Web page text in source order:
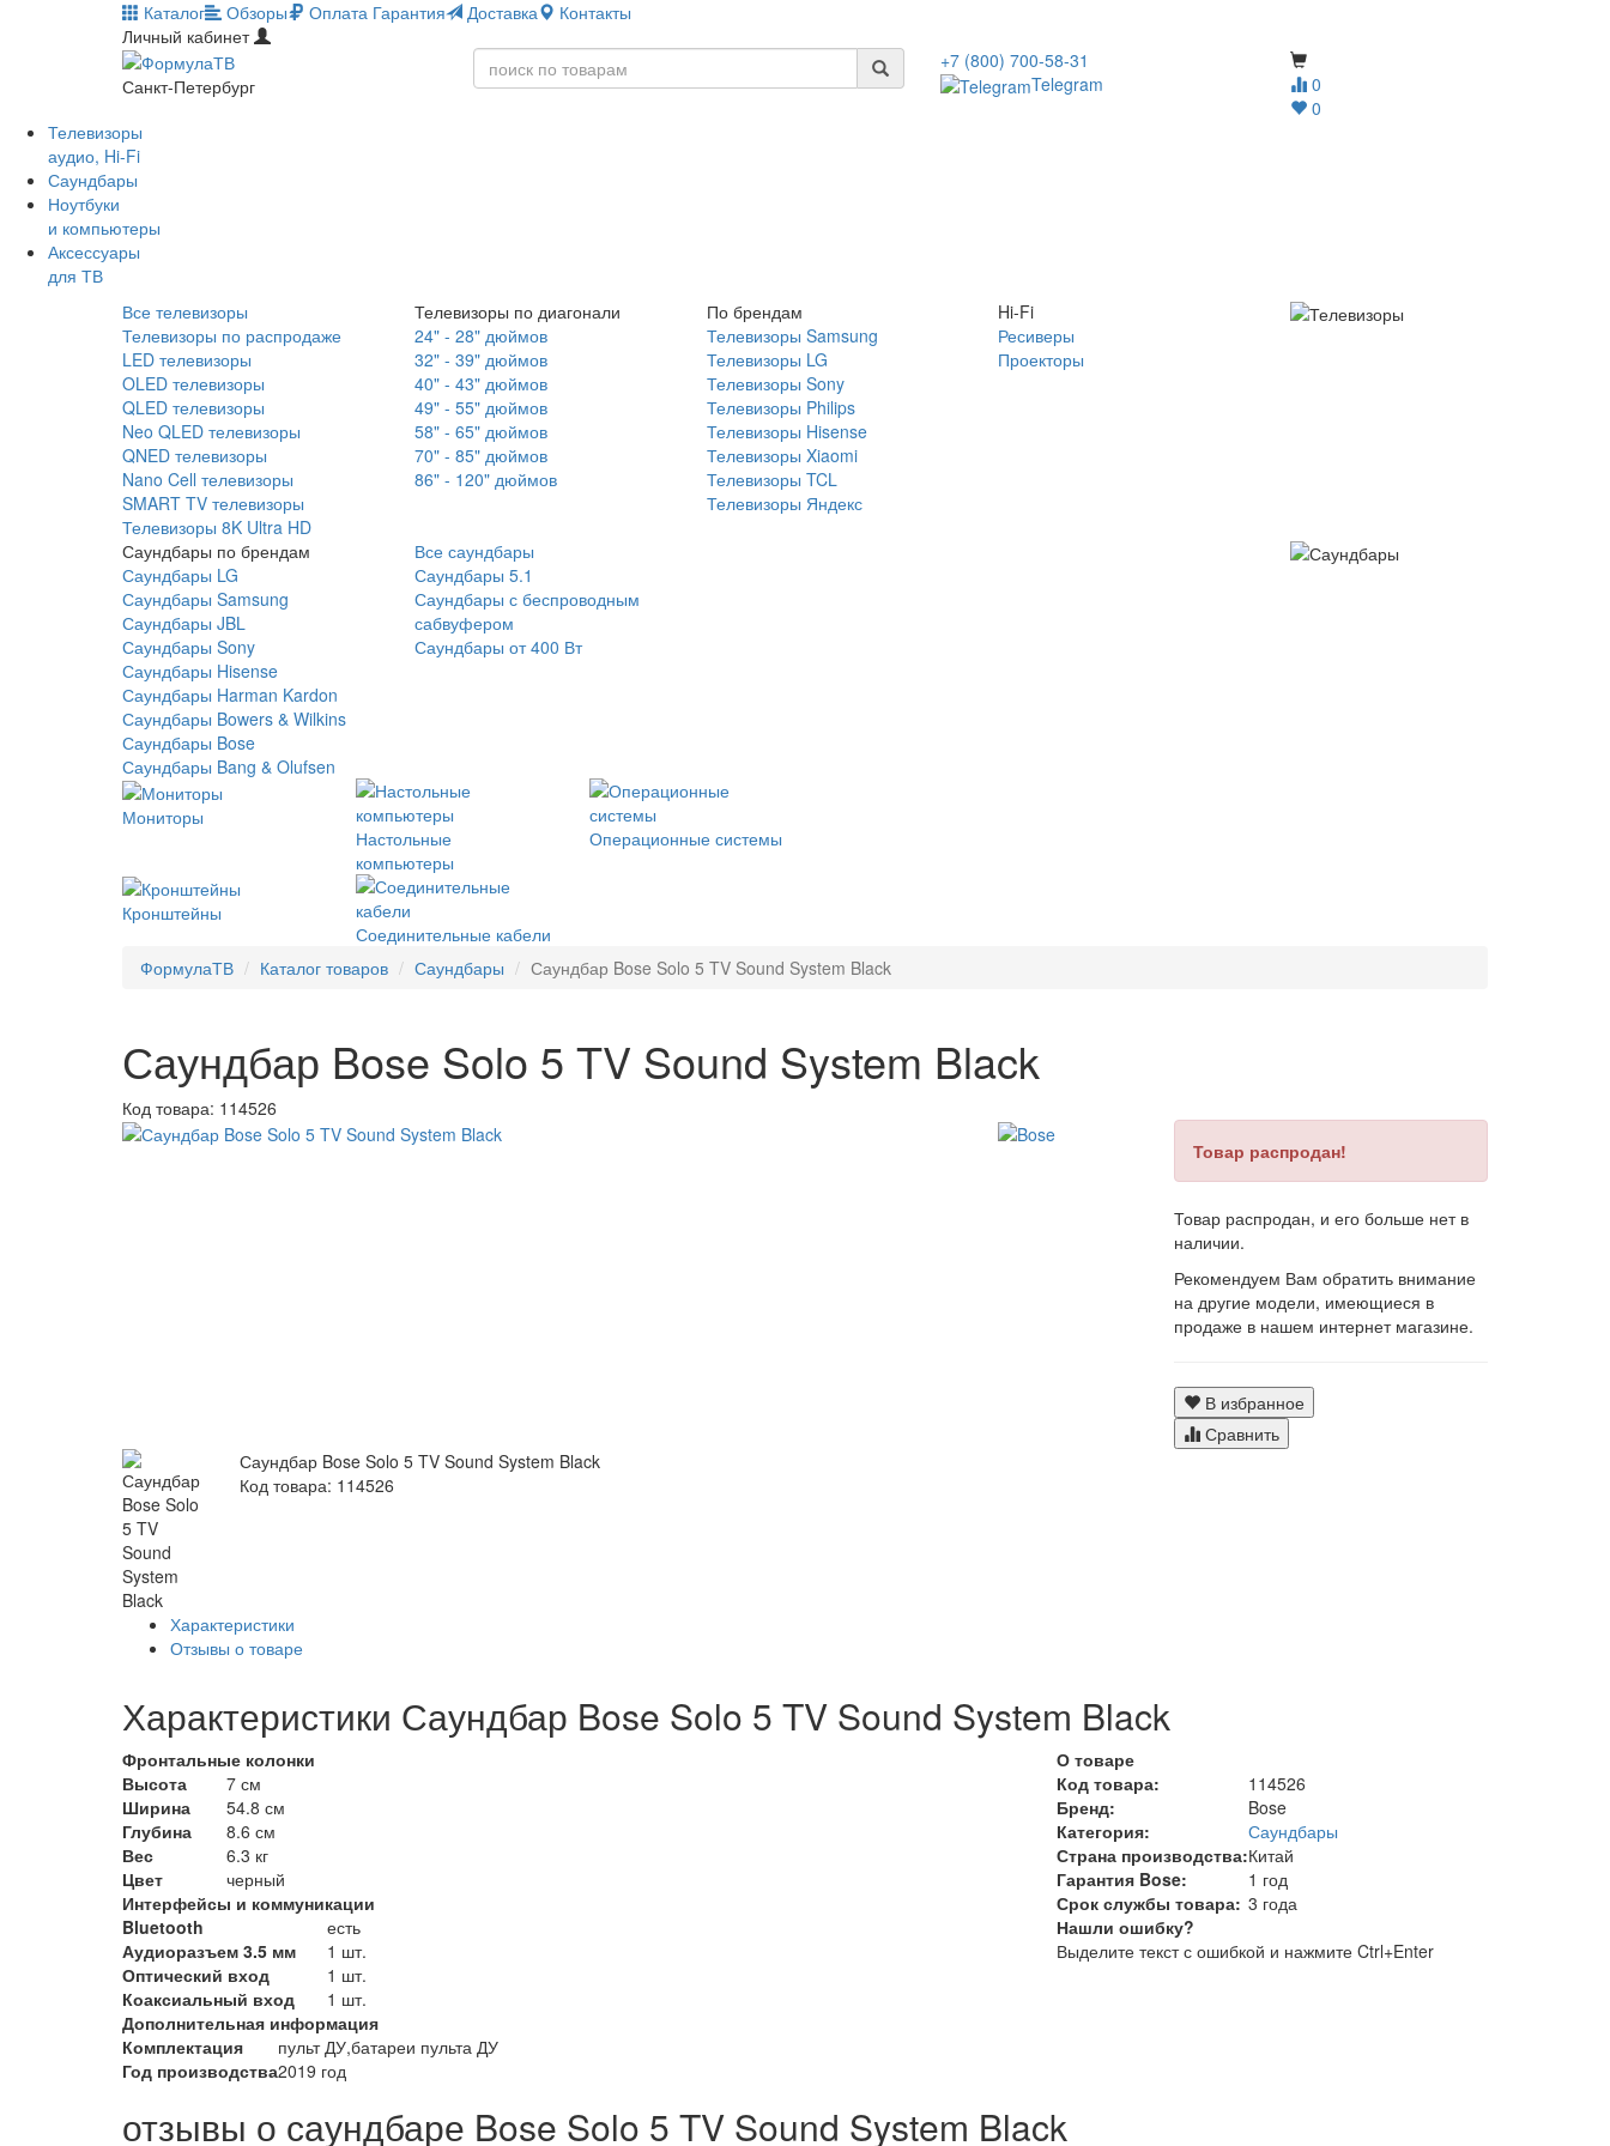
Каталог Обзоры Оплата Гарантия Доставка
Контакты
Личный кабинет
Санкт-Петербург
0
0
+7 (800) 700-58-31
Telegram
Телевизоры
аудио, Hi-Fi
Саундбары
Ноутбуки
и компьютеры
Аксессуары
для ТВ
Все телевизоры
Телевизоры по распродаже
LED телевизоры
OLED телевизоры
QLED телевизоры
Neo QLED телевизоры
QNED телевизоры
Nano Cell телевизоры
SMART TV телевизоры
Телевизоры 8K Ultra HD
Телевизоры по диагонали
24" - 28" дюймов
32" - 39" дюймов
40" - 43" дюймов
49" - 55" дюймов
58" - 65" дюймов
70" - 85" дюймов
86" - 120" дюймов
По брендам
Телевизоры Samsung
Телевизоры LG
Телевизоры Sony
Телевизоры Philips
Телевизоры Hisense
Телевизоры Xiaomi
Телевизоры TCL
Телевизоры Яндекс
Hi-Fi
Ресиверы
Проекторы
Саундбары по брендам
Саундбары LG
Саундбары Samsung
Саундбары JBL
Саундбары Sony
Саундбары Hisense
Саундбары Harman Kardon
Саундбары Bowers & Wilkins
Саундбары Bose
Саундбары Bang & Olufsen
Все саундбары
Саундбары 5.1
Саундбары с беспроводным
сабвуфером
Саундбары от 400 Вт
Мониторы
Настольные
компьютеры
Операционные системы
Кронштейны
Соединительные кабели
ФормулаТВ
Каталог товаров Саундбары Саундбар Bose Solo 5 TV Sound System Black
Саундбар Bose Solo 5 TV Sound System Black
Код товара: 114526
Товар распродан!
Товар распродан, и его больше нет в
наличии.
Рекомендуем Вам обратить внимание
на другие модели, имеющиеся в
продаже в нашем интернет магазине.
В избранное
Сравнить
Саундбар Bose Solo 5 TV Sound System Black
Код товара: 114526
Характеристики
Отзывы о товаре
Характеристики Саундбар Bose Solo 5 TV Sound System Black
О товаре
Код товара:
114526
Бренд:
Bose
Категория:
Саундбары
Страна производства:Китай
Гарантия Bose:
1 год
Срок службы товара: 3 года
Нашли ошибку?
Выделите текст с ошибкой и нажмите Ctrl+Enter
Фронтальные колонки
Высота
7 см
Ширина
54.8 см
Глубина
8.6 см
Вес
6.3 кг
Цвет
черный
Интерфейсы и коммуникации
Bluetooth
есть
Аудиоразъем 3.5 мм
1 шт.
Оптический вход
1 шт.
Коаксиальный вход
1 шт.
Дополнительная информация
Комплектация
пульт ДУ,батареи пульта ДУ
Год производства2019 год
отзывы о саундбаре Bose Solo 5 TV Sound System Black